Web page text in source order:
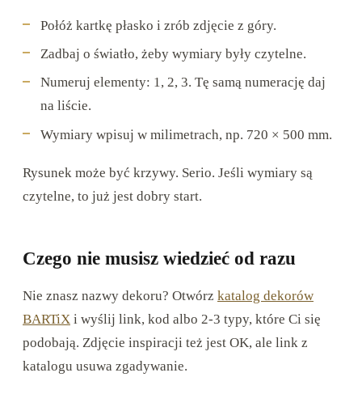
Połóż kartkę płasko i zrób zdjęcie z góry.
Zadbaj o światło, żeby wymiary były czytelne.
Numeruj elementy: 1, 2, 3. Tę samą numerację daj
na liście.
Wymiary wpisuj w milimetrach, np. 720 × 500 mm.
Rysunek może być krzywy. Serio. Jeśli wymiary są
czytelne, to już jest dobry start.
Czego nie musisz wiedzieć od razu
Nie znasz nazwy dekoru? Otwórz katalog dekorów
BARTiX i wyślij link, kod albo 2-3 typy, które Ci się
podobają. Zdjęcie inspiracji też jest OK, ale link z
katalogu usuwa zgadywanie.